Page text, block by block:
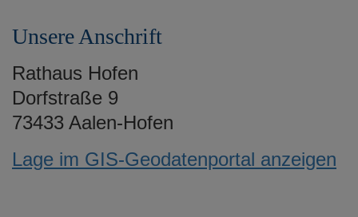
Unsere Anschrift
Rathaus Hofen
Dorfstraße 9
73433 Aalen-Hofen
Lage im GIS-Geodatenportal anzeigen